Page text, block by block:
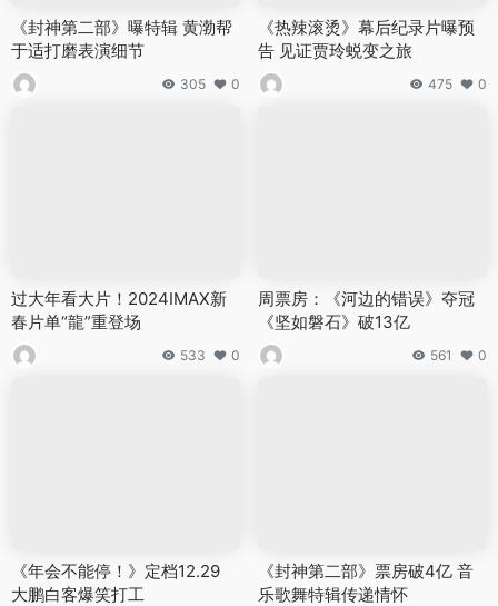
《封神第二部》曝特辑 黄渤帮
于适打磨表演细节
305 0
《热辣滚烫》幕后纪录片曝预
告 见证贾玲蜕变之旅
475 0
过大年看大片！2024IMAX新
春片单“龍”重登场
533 0
周票房：《河边的错误》夺冠
《坚如磐石》破13亿
561 0
《年会不能停！》定档12.29
大鹏白客爆笑打工
《封神第二部》票房破4亿 音
乐歌舞特辑传递情怀